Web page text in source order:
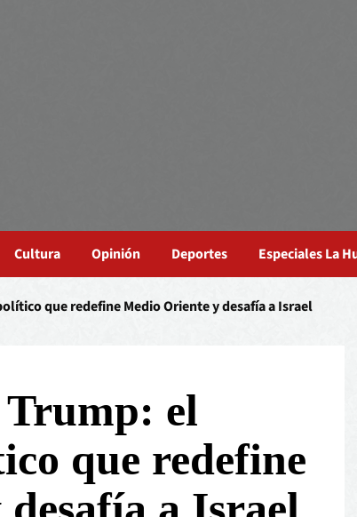
Cultura Opinión Deportes Especiales La
que redefine Medio Oriente y desafía a Israel
el
que redefine